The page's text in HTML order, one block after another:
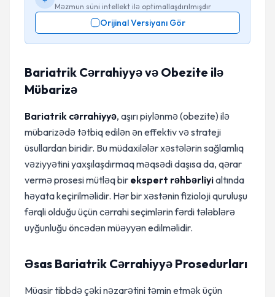
Məzmun süni intellekt ilə optimallaşdırılmışdır
Orijinal Versiyanı Gör
Bariatrik Cərrahiyyə və Obezite ilə
Mübarizə
Bariatrik cərrahiyyə, aşırı piylənmə (obezite) ilə
mübarizədə tətbiq edilən ən effektiv və strateji
üsullardan biridir. Bu müdaxilələr xəstələrin sağlamlıq
vəziyyətini yaxşılaşdırmaq məqsədi daşısa da, qərar
vermə prosesi mütləq bir ekspert rəhbərliyialtında
həyata keçirilməlidir. Hər bir xəstənin fizioloji quruluşu
fərqli olduğu üçün cərrahi seçimlərin fərdi tələblərə
uyğunluğu öncədən müəyyən edilməlidir.
Əsas Bariatrik Cərrahiyyə Prosedurları
Müasir tibbdə çəki nəzarətini təmin etmək üçün